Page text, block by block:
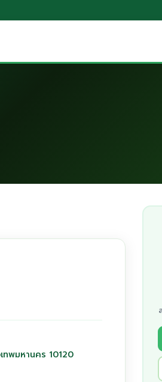
ทพมหานคร 10120